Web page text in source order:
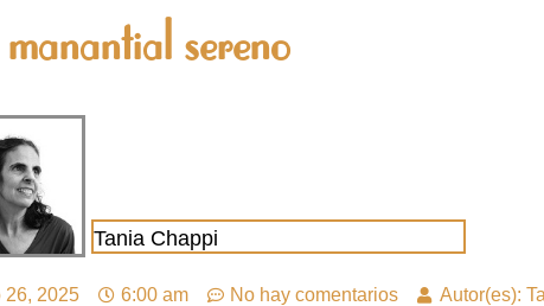
sereno
Tania Chappi
26, 2025 6:00 am No hay comentarios Autor(es):